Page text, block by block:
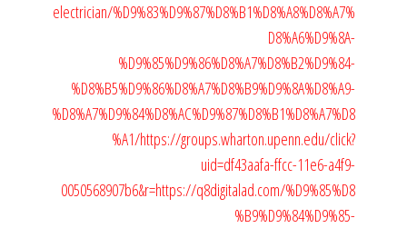
electrician/%D9%83%D9%87%D8%B1%D8%A8%D8%A7%
D8%A6%D9%8A-
%D9%85%D9%86%D8%A7%D8%B2%D9%84-
%D8%B5%D9%86%D8%A7%D8%B9%D9%8A%D8%A9-
%D8%A7%D9%84%D8%AC%D9%87%D8%B1%D8%A7%D8
%A1/https://groups.wharton.upenn.edu/click?
uid=df43aafa-ffcc-11e6-a4f9-
0050568907b6&r=https://q8digitalad.com/%D9%85%D8
%B9%D9%84%D9%85-